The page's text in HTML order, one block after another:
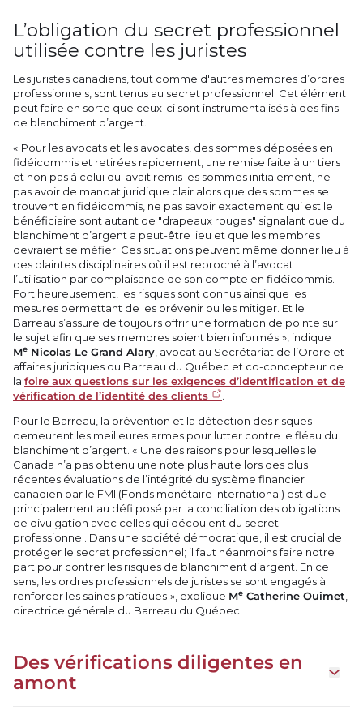
L’obligation du secret professionnel
utilisée contre les juristes
Les juristes canadiens, tout comme d'autres membres d’ordres
professionnels, sont tenus au secret professionnel. Cet élément
peut faire en sorte que ceux-ci sont instrumentalisés à des fins
de blanchiment d’argent.
« Pour les avocats et les avocates, des sommes déposées en
fidéicommis et retirées rapidement, une remise faite à un tiers
et non pas à celui qui avait remis les sommes initialement, ne
pas avoir de mandat juridique clair alors que des sommes se
trouvent en fidéicommis, ne pas savoir exactement qui est le
bénéficiaire sont autant de "drapeaux rouges" signalant que du
blanchiment d’argent a peut-être lieu et que les membres
devraient se méfier. Ces situations peuvent même donner lieu à
des plaintes disciplinaires où il est reproché à l’avocat
l’utilisation par complaisance de son compte en fidéicommis.
Fort heureusement, les risques sont connus ainsi que les
mesures permettant de les prévenir ou les mitiger. Et le
Barreau s’assure de toujours offrir une formation de pointe sur
le sujet afin que ses membres soient bien informés », indique
Me Nicolas Le Grand Alary, avocat au Secrétariat de l’Ordre et
affaires juridiques du Barreau du Québec et co-concepteur de
lafoire aux questions sur les exigences d’identification et de
vérification de l’identité des clients
.
Pour le Barreau, la prévention et la détection des risques
demeurent les meilleures armes pour lutter contre le fléau du
blanchiment d’argent. « Une des raisons pour lesquelles le
Canada n’a pas obtenu une note plus haute lors des plus
récentes évaluations de l’intégrité du système financier
canadien par le FMI (Fonds monétaire international) est due
principalement au défi posé par la conciliation des obligations
de divulgation avec celles qui découlent du secret
professionnel. Dans une société démocratique, il est crucial de
protéger le secret professionnel; il faut néanmoins faire notre
part pour contrer les risques de blanchiment d’argent. En ce
sens, les ordres professionnels de juristes se sont engagés à
renforcer les saines pratiques », explique MeCatherine Ouimet,
directrice générale du Barreau du Québec.
Des vérifications diligentes en
amont